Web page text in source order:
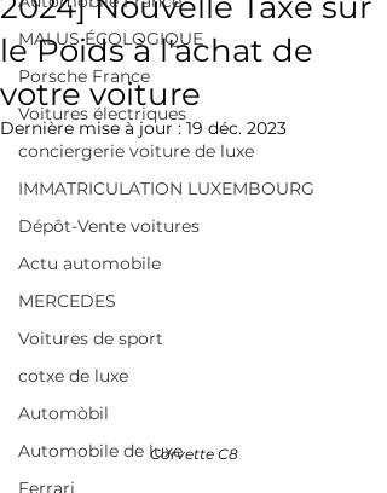
MALUS ÉCOLOGIQUE
Porsche France
Voitures électriques
conciergerie voiture de luxe
IMMATRICULATION LUXEMBOURG
Dépôt-Vente voitures
Actu automobile
MERCEDES
Voitures de sport
cotxe de luxe
Automòbil
Automobile de luxe
Ferrari
le Poids à l'achat de
votre voiture
Dernière mise à jour : 19 déc. 2023
Corvette C8